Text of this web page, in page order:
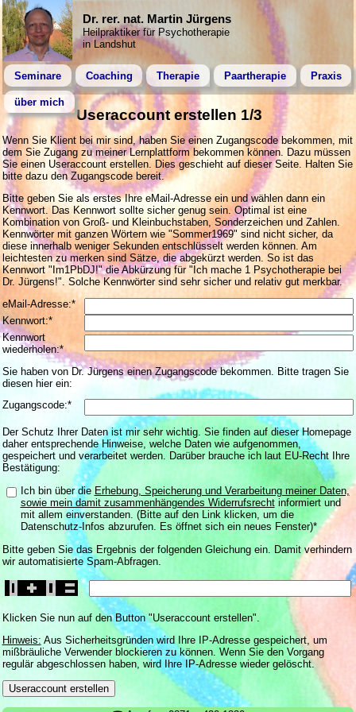
Dr. rer. nat. Martin Jürgens
Heilpraktiker für Psychotherapie
in Landshut
Seminare Coaching Therapie Paartherapie Praxis
über mich
Useraccount erstellen 1/3
Wenn Sie Klient bei mir sind, haben Sie einen Zugangscode bekommen, mit
dem Sie Zugang zu meiner Lernplattform bekommen können. Dazu müssen
Sie einen Useraccount erstellen. Dies geschieht auf dieser Seite. Halten Sie
bitte dazu den Zugangscode bereit.
Bitte geben Sie als erstes Ihre eMail-Adresse ein und wählen dann ein
Kennwort. Das Kennwort sollte sicher genug sein. Optimal ist eine
Kombination von Groß- und Kleinbuchstaben, Sonderzeichen und Zahlen.
Kennwörter mit ganzen Wörtern wie "Sommer1969" sind nicht sicher, da
diese innerhalb weniger Sekunden entschlüsselt werden können. Am
leichtesten zu merken sind Sätze, die abgekürzt werden. So ist das
Kennwort "Im1PbDJ!" die Abkürzung für "Ich mache 1 Psychotherapie bei
Dr. Jürgens!". Solche Kennwörter sind sehr sicher und relativ gut merkbar.
eMail-Adresse:*
Kennwort:*
Kennwort
wiederholen:*
Sie haben von Dr. Jürgens einen Zugangscode bekommen. Bitte tragen Sie
diesen hier ein:
Zugangscode:*
Der Schutz Ihrer Daten ist mir sehr wichtig. Sie finden auf dieser Homepage
daher entsprechende Hinweise, welche Daten wie aufgenommen,
gespeichert und verarbeitet werden. Darüber brauche ich laut EU-Recht Ihre
Bestätigung:
Ich bin über die Erhebung, Speicherung und Verarbeitung meiner Daten,
sowie mein damit zusammenhängendes Widerrufsrechtinformiert und
mit allem einverstanden. (Bitte auf den Link klicken, um die
Datenschutz-Infos abzurufen. Es öffnet sich ein neues Fenster)*
Bitte geben Sie das Ergebnis der folgenden Gleichung ein. Damit verhindern
wir automatisierte Spam-Abfragen.
Klicken Sie nun auf den Button "Useraccount erstellen".
Hinweis: Aus Sicherheitsgründen wird Ihre IP-Adresse gespeichert, um
mißbräuliche Verwender blockieren zu können. Wenn Sie den Vorgang
regulär abgeschlossen haben, wird Ihre IP-Adresse wieder gelöscht.